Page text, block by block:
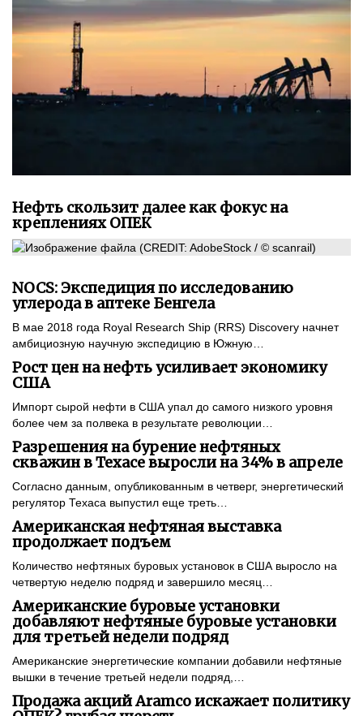
Нефть скользит далее как фокус на
креплениях ОПЕК
NOCS: Экспедиция по исследованию
углерода в аптеке Бенгела
В мае 2018 года Royal Research Ship (RRS) Discovery начнет
амбициозную научную экспедицию в Южную…
Рост цен на нефть усиливает экономику
США
Импорт сырой нефти в США упал до самого низкого уровня
более чем за полвека в результате революции…
Разрешения на бурение нефтяных
скважин в Техасе выросли на 34% в апреле
Согласно данным, опубликованным в четверг, энергетический
регулятор Техаса выпустил еще треть…
Американская нефтяная выставка
продолжает подъем
Количество нефтяных буровых установок в США выросло на
четвертую неделю подряд и завершило месяц…
Американские буровые установки
добавляют нефтяные буровые установки
для третьей недели подряд
Американские энергетические компании добавили нефтяные
вышки в течение третьей недели подряд,…
Продажа акций Aramco искажает политику